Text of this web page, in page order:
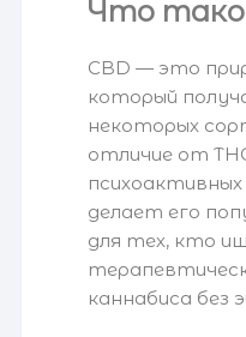
Что
CBD — это
который
некоторых
отличие от
делает его
для тех, кто
каннабиса без